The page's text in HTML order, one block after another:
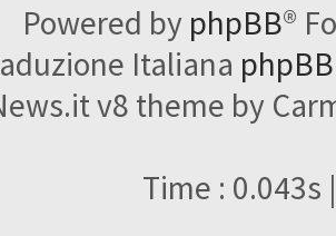
Powered by phpBB®
Italiana
v8 theme by
Time : 0.043s